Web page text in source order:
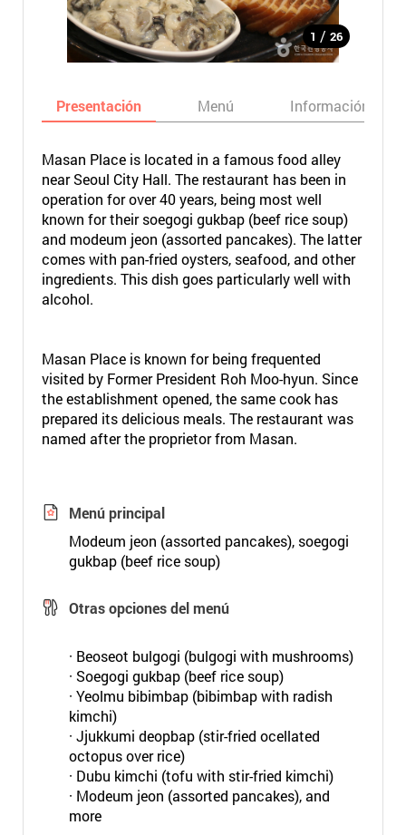
1 / 26
Presentación Menú Información
Masan Place is located in a famous food alley
near Seoul City Hall. The restaurant has been in
operation for over 40 years, being most well
known for their soegogi gukbap (beef rice soup)
and modeum jeon (assorted pancakes). The latter
comes with pan-fried oysters, seafood, and other
ingredients. This dish goes particularly well with
alcohol.
Masan Place is known for being frequented
visited by Former President Roh Moo-hyun. Since
the establishment opened, the same cook has
prepared its delicious meals. The restaurant was
named after the proprietor from Masan.
Menú principal
Modeum jeon (assorted pancakes), soegogi
gukbap (beef rice soup)
Otras opciones del menú
· Beoseot bulgogi (bulgogi with mushrooms)
· Soegogi gukbap (beef rice soup)
· Yeolmu bibimbap (bibimbap with radish
kimchi)
· Jjukkumi deopbap (stir-fried ocellated
octopus over rice)
· Dubu kimchi (tofu with stir-fried kimchi)
· Modeum jeon (assorted pancakes), and
more